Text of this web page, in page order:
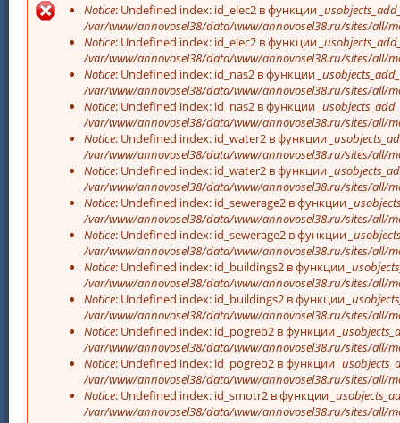
Сообщение об ошибке
Notice: Undefined index: id_elec2 в функции
/var/www/annovosel38/data/www/annovosel38.ru/sites/all/
Notice: Undefined index: id_elec2 в функции
/var/www/annovosel38/data/www/annovosel38.ru/sites/all/
Notice: Undefined index: id_nas2 в функции
/var/www/annovosel38/data/www/annovosel38.ru/sites/all/
Notice: Undefined index: id_nas2 в функции
/var/www/annovosel38/data/www/annovosel38.ru/sites/all/
Notice: Undefined index: id_water2 в функции
/var/www/annovosel38/data/www/annovosel38.ru/sites/all/
Notice: Undefined index: id_water2 в функции
/var/www/annovosel38/data/www/annovosel38.ru/sites/all/
Notice: Undefined index: id_sewerage2 в функции
/var/www/annovosel38/data/www/annovosel38.ru/sites/all/
Notice: Undefined index: id_sewerage2 в функции
/var/www/annovosel38/data/www/annovosel38.ru/sites/all/
Notice: Undefined index: id_buildings2 в функции
/var/www/annovosel38/data/www/annovosel38.ru/sites/all/
Notice: Undefined index: id_buildings2 в функции
/var/www/annovosel38/data/www/annovosel38.ru/sites/all/
Notice: Undefined index: id_pogreb2 в функции
/var/www/annovosel38/data/www/annovosel38.ru/sites/all/
Notice: Undefined index: id_pogreb2 в функции
/var/www/annovosel38/data/www/annovosel38.ru/sites/all/
Notice: Undefined index: id_smotr2 в функции
/var/www/annovosel38/data/www/annovosel38.ru/sites/all/